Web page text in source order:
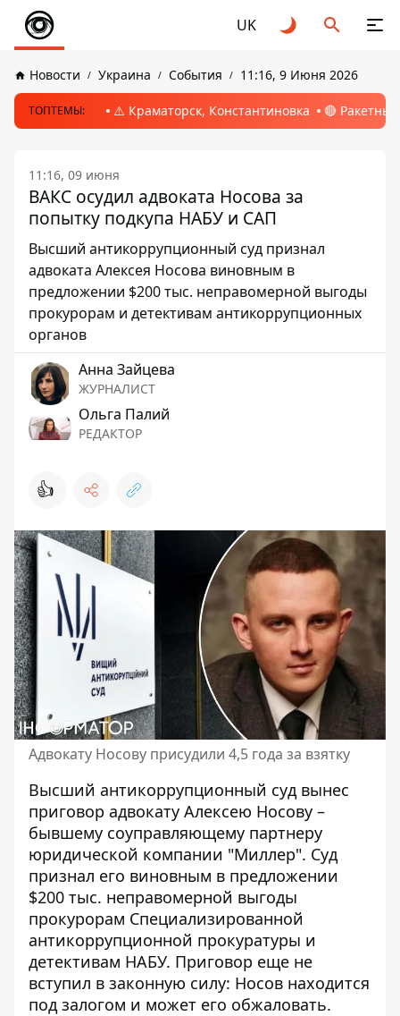
UK
Новости Украина События 11:16, 9 Июня 2026
ТОПТЕМЫ: ⚠️ Краматорск, Константиновка 🔴
11:16, 09 июня
ВАКС осудил адвоката Носова за
попытку подкупа НАБУ и САП
Высший антикоррупционный суд признал
адвоката Алексея Носова виновным в
предложении $200 тыс. неправомерной выгоды
прокурорам и детективам антикоррупционных
органов
Анна Зайцева
ЖУРНАЛИСТ
Ольга Палий
РЕДАКТОР
👍
Адвокату Носову присудили 4,5 года за взятку
Высший антикоррупционный суд вынес
приговор адвокату Алексею Носову –
бывшему соуправляющему партнеру
юридической компании "Миллер". Суд
признал его виновным в предложении
$200 тыс. неправомерной выгоды
прокурорам Специализированной
антикоррупционной прокуратуры и
детективам НАБУ. Приговор еще не
вступил в законную силу: Носов находится
под залогом и может его обжаловать.